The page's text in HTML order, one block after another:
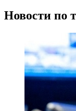
Новости по